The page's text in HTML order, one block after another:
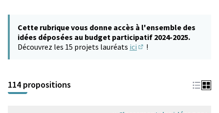
Cette rubrique vous donne accès à l'ensemble des
idées déposées au budget participatif 2024-2025.
Découvrez les 15 projets lauréats ici !
114 propositions